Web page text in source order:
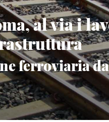
al via i
ferroviaria dal